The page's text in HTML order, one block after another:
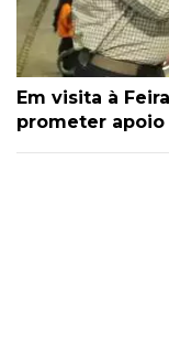
Em visita à
prometer